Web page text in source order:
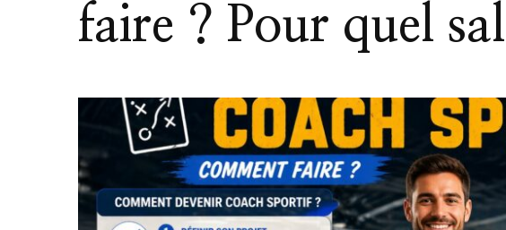
faire ? Pour quel